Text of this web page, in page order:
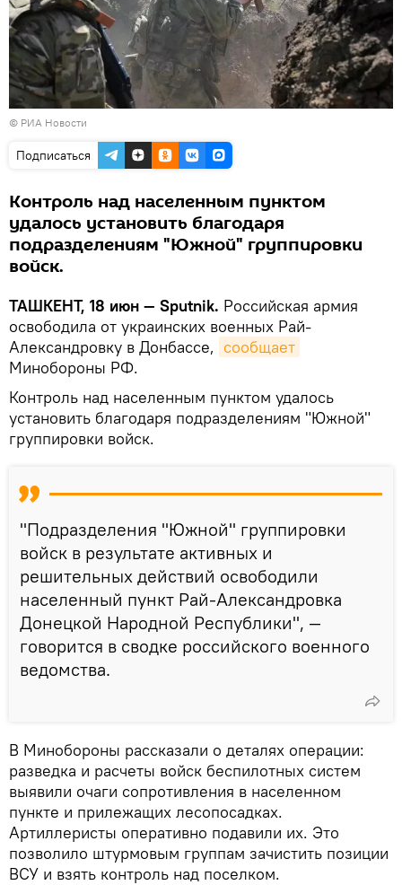
© РИА Новости
Подписаться
Контроль над населенным пунктом
удалось установить благодаря
подразделениям "Южной" группировки
войск.
ТАШКЕНТ, 18 июн — Sputnik. Российская армия
освободила от украинских военных Рай-
Александровку в Донбассе, сообщает
Минобороны РФ.
Контроль над населенным пунктом удалось
установить благодаря подразделениям "Южной"
группировки войск.
"Подразделения "Южной" группировки
войск в результате активных и
решительных действий освободили
населенный пункт Рай-Александровка
Донецкой Народной Республики", —
говорится в сводке российского военного
ведомства.
В Минобороны рассказали о деталях операции:
разведка и расчеты войск беспилотных систем
выявили очаги сопротивления в населенном
пункте и прилежащих лесопосадках.
Артиллеристы оперативно подавили их. Это
позволило штурмовым группам зачистить позиции
ВСУ и взять контроль над поселком.